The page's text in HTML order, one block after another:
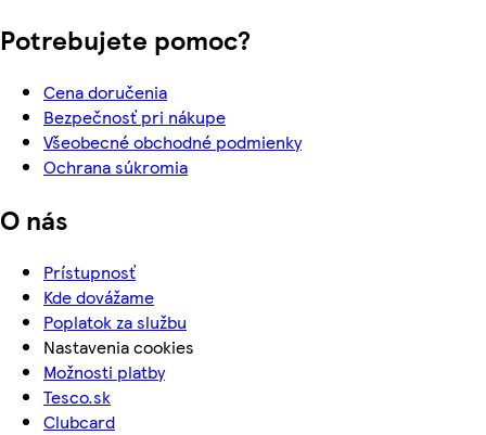
Potrebujete pomoc?
Cena doručenia
Bezpečnosť pri nákupe
Všeobecné obchodné podmienky
Ochrana súkromia
O nás
Prístupnosť
Kde dovážame
Poplatok za službu
Nastavenia cookies
Možnosti platby
Tesco.sk
Clubcard